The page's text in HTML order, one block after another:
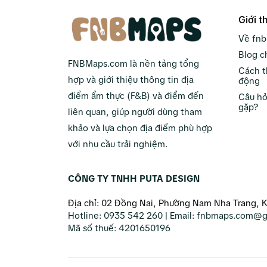
FNBMaps.com là nền tảng tổng
hợp và giới thiệu thông tin địa
điểm ẩm thực (F&B) và điểm đến
liên quan, giúp người dùng tham
khảo và lựa chọn địa điểm phù hợp
với nhu cầu trải nghiệm.
Giới
Về
Blog
Cách
động
Câu
gặp?
CÔNG TY TNHH PUTA DESIGN
Địa chỉ: 02 Đồng Nai, Phường Nam Nha Trang,
Hotline: 0935 542 260 | Email:
Mã số thuế: 4201650196